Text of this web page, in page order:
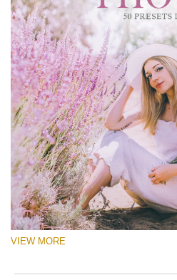
VIEW MORE